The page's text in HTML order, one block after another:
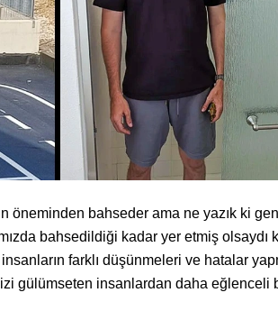
öneminden bahseder ama ne yazık ki
bahsedildiği kadar yer etmiş olsaydı
farklı düşünmeleri ve hatalar
gülümseten insanlardan daha eğlenceli